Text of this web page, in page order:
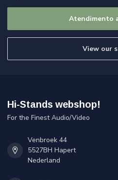
Atendimento
View our
Hi-Stands webshop!
For the Finest Audio/Video
Venbroek 44
5527BH Hapert
Nederland